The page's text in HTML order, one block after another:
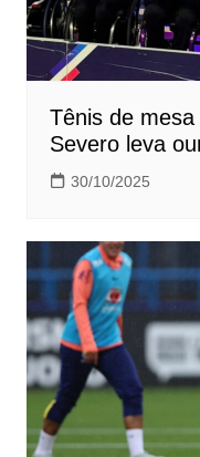
Tênis de
Severo leva
30/10/2025